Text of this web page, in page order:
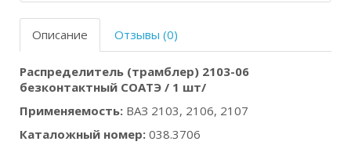
Описание Отзывы (0)
Распределитель (трамблер) 2103-06
безконтактный СОАТЭ / 1 шт/
Применяемость: ВАЗ 2103, 2106, 2107
Каталожный номер: 038.3706